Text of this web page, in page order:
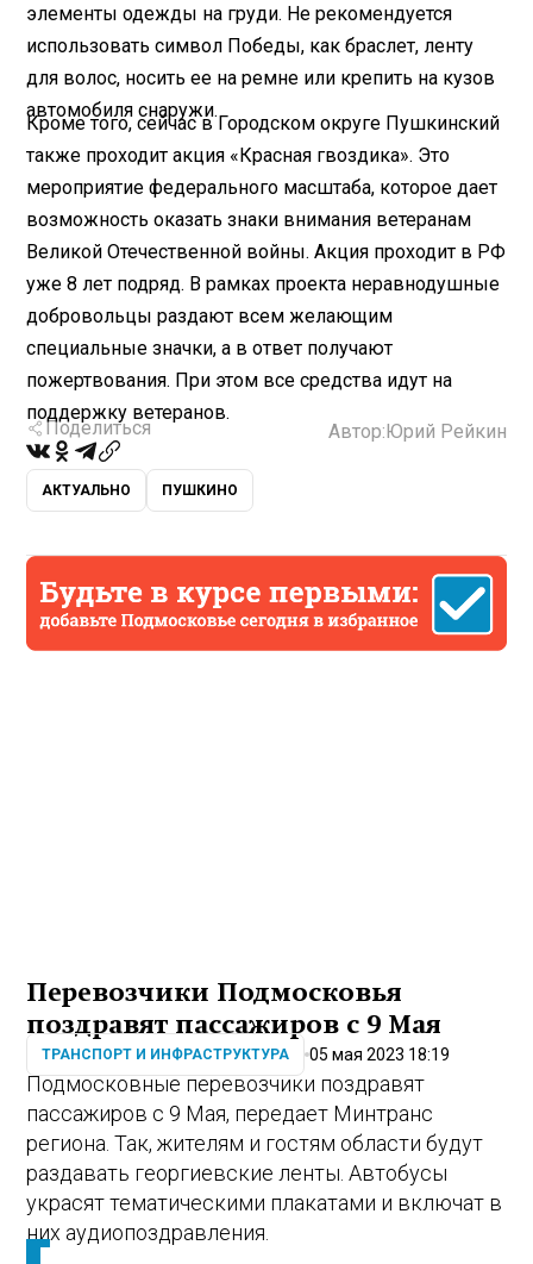
элементы одежды на груди. Не рекомендуется
использовать символ Победы, как браслет, ленту
для волос, носить ее на ремне или крепить на кузов
автомобиля снаружи.
Кроме того, сейчас в Городском округе Пушкинский
также проходит акция «Красная гвоздика». Это
мероприятие федерального масштаба, которое дает
возможность оказать знаки внимания ветеранам
Великой Отечественной войны. Акция проходит в РФ
уже 8 лет подряд. В рамках проекта неравнодушные
добровольцы раздают всем желающим
специальные значки, а в ответ получают
пожертвования. При этом все средства идут на
поддержку ветеранов.
Поделиться Автор: Юрий Рейкин
АКТУАЛЬНО ПУШКИНО
Перевозчики Подмосковья
поздравят пассажиров с 9 Мая
ТРАНСПОРТ И ИНФРАСТРУКТУРА 05 мая 2023 18:19
Подмосковные перевозчики поздравят
пассажиров с 9 Мая, передает Минтранс
региона. Так, жителям и гостям области будут
раздавать георгиевские ленты. Автобусы
украсят тематическими плакатами и включат в
них аудиопоздравления.